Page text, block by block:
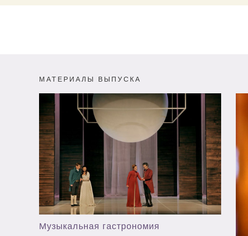
МАТЕРИАЛЫ ВЫПУСКА
Музыкальная гастрономия